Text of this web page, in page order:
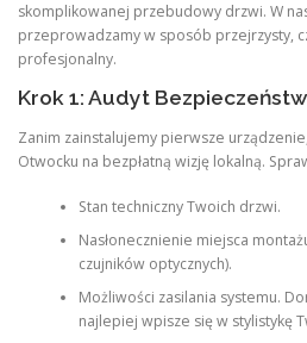
skomplikowanej przebudowy drzwi. W
przeprowadzamy w sposób przejrzysty,
profesjonalny.
Krok 1: Audyt
Zanim zainstalujemy pierwsze
Otwocku na bezpłatną wizję lokalną.
Stan techniczny Twoich drzwi.
Nasłonecznienie miejsca
czujników optycznych).
Możliwości zasilania systemu.
najlepiej wpisze się w stylistykę